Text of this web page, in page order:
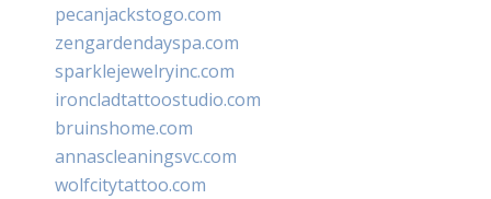
pecanjackstogo.com
zengardendayspa.com
sparklejewelryinc.com
ironcladtattoostudio.com
bruinshome.com
annascleaningsvc.com
wolfcitytattoo.com